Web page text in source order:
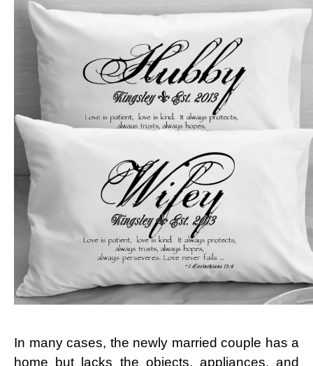
In many cases, the newly married couple has a
home but lacks the objects, appliances, and